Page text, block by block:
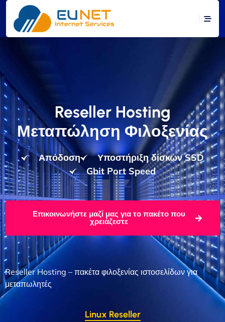
Reseller Hosting
Μεταπώληση Φιλοξενίας
Απόδοση
Υποστήριξη δίσκων SSD
Gbit Port Speed
Επικοινωνήστε μαζί μας για το πακέτο που
χρειάζεστε
Reseller Hosting – πακέτα φιλοξενίας ιστοσελίδων για
μεταπωλητές
Linux Reseller